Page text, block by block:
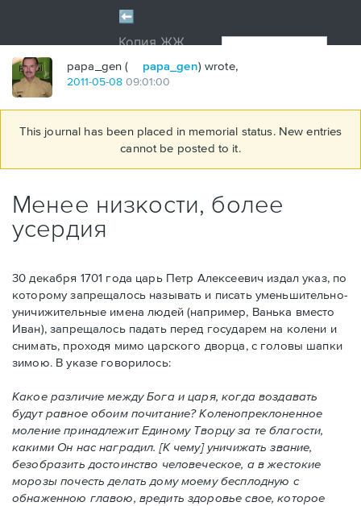
papa_gen ( papa_gen) wrote,
2011-05-08 09:01:00
This journal has been placed in memorial status. New entries
cannot be posted to it.
Менее низкости, более
усердия
30 декабря 1701 года царь Петр Алексеевич издал указ, по
которому запрещалось называть и писать уменьшительно-
уничижительные имена людей (например, Ванька вместо
Иван), запрещалось падать перед государем на колени и
снимать, проходя мимо царского дворца, с головы шапки
зимою. В указе говорилось:
Какое различие между Бога и царя, когда воздавать
будут равное обоим почитание? Коленопреклоненное
моление принадлежит Единому Творцу за те благости,
какими Он нас наградил. [К чему] уничижать звание,
безобразить достоинство человеческое, а в жестокие
морозы почесть делать дому моему бесплодную с
обнаженною главою, вредить здоровье свое, которое